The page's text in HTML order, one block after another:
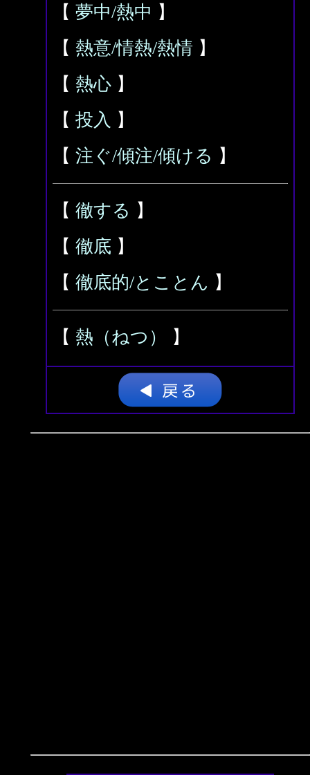
【 夢中/熱中 】
【 熱意/情熱/熱情 】
【 熱心 】
【 投入 】
【 注ぐ/傾注/傾ける 】
【 徹する 】
【 徹底 】
【 徹底的/とことん 】
【 熱（ねつ） 】